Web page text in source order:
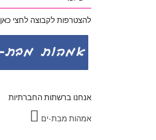
להצטרפות לקבוצה לחצי כאן
אנחנו ברשתות החברתיות
אמהות מבת-ים